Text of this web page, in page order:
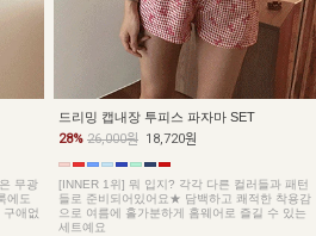
무광
에도
구애없
드리밍 캡내장 투피스 파자마 SET
28% 26,000원 18,720원
[INNER 1위] 뭐 입지? 각각 다른 컬러들과 패턴
들로 준비되어있어요★ 담백하고 쾌적한 착용감
으로 여름에 홀가분하게 홈웨어로 즐길 수 있는
세트예요